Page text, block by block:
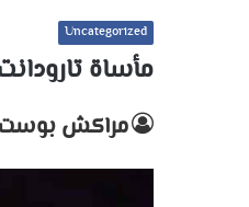
Uncategorized
مأساة
مراكش بوست